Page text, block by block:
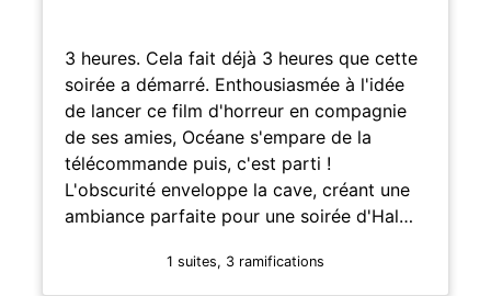
3 heures. Cela fait déjà 3 heures que cette
soirée a démarré. Enthousiasmée à l'idée
de lancer ce film d'horreur en compagnie
de ses amies, Océane s'empare de la
télécommande puis, c'est parti !
L'obscurité enveloppe la cave, créant une
ambiance parfaite pour une soirée d'Hal…
1 suites, 3 ramifications